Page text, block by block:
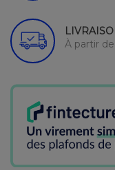
À partir